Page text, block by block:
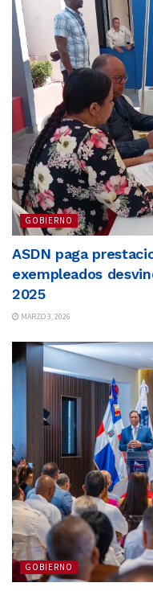
GOBIERNO
ASDN paga
exempleados
2025
MARZO 3, 2026
GOBIERNO